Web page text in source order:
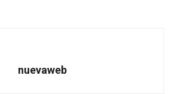
nuevaweb